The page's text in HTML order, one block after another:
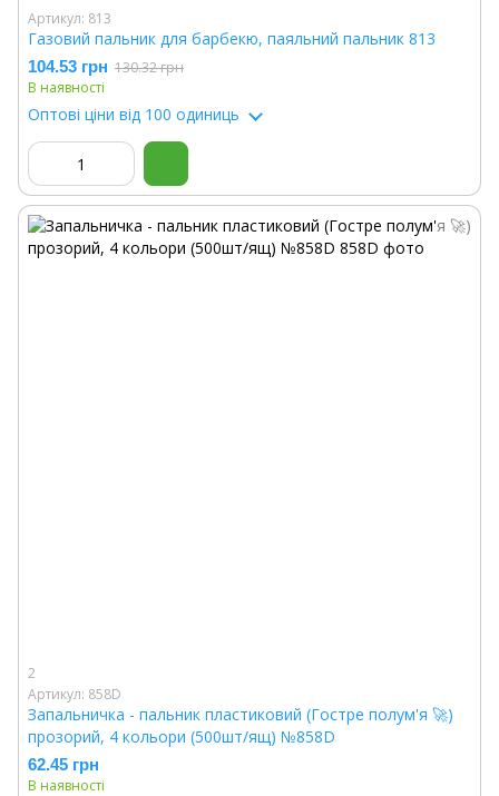
Артикул: 813
Газовий пальник для барбекю, паяльний пальник 813
104.53 грн 130.32 грн
В наявності
Оптові ціни від 100 одиниць
2
Артикул: 858D
Запальничка - пальник пластиковий (Гостре полум'я 🚀)
прозорий, 4 кольори (500шт/ящ) №858D
62.45 грн
В наявності